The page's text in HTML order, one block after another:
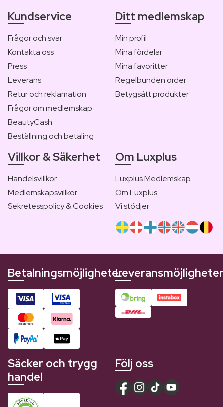
Kundservice
Frågor och svar
Kontakta oss
Press
Leverans
Retur och reklamation
Frågor om medlemskap
BeautyCash
Beställning och betaling
Ditt medlemskap
Min profil
Mina fördelar
Mina favoritter
Regelbunden order
Betygsätt produkter
Villkor & Säkerhet
Handelsvillkor
Medlemskapsvillkor
Sekretesspolicy & Cookies
Om Luxplus
Luxplus Medlemskap
Om Luxplus
Vi stödjer
BetalningsmöjligheterLeveransmöjligheter
Säcker och trygg
handel
Följ oss